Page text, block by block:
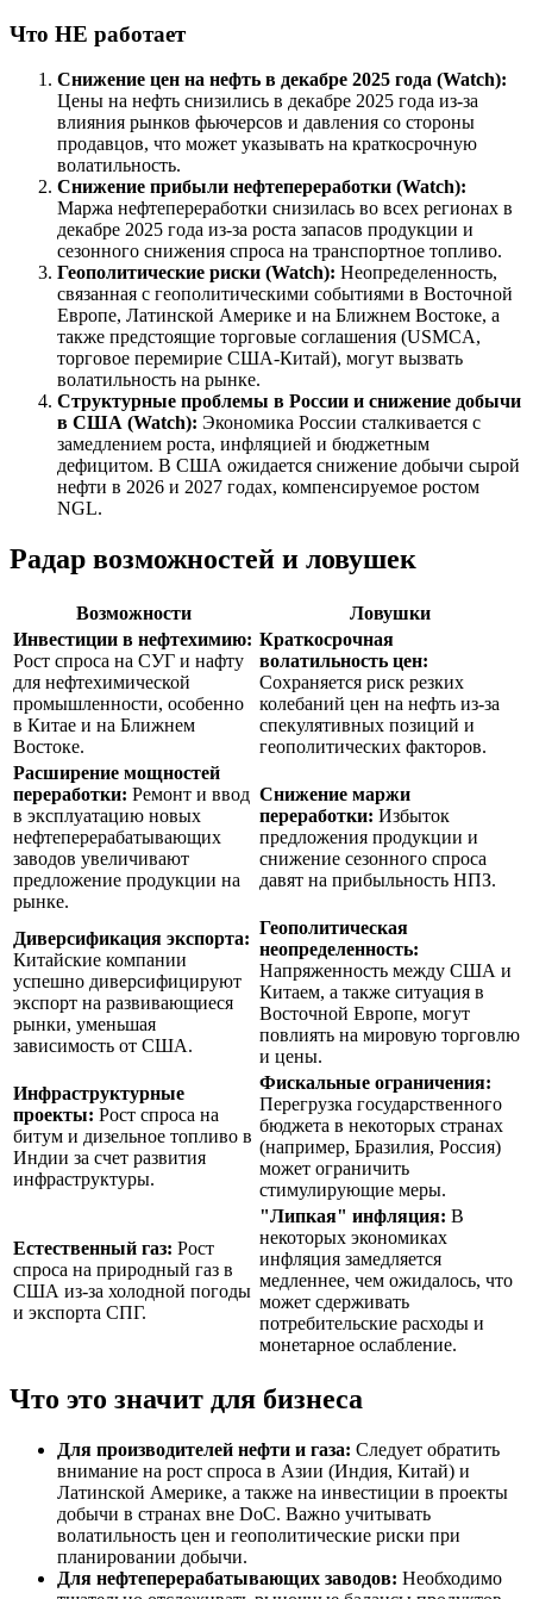
Что НЕ работает
Снижение цен на нефть в декабре 2025 года (Watch):
Цены на нефть снизились в декабре 2025 года из-за
влияния рынков фьючерсов и давления со стороны
продавцов, что может указывать на краткосрочную
волатильность.
Снижение прибыли нефтепереработки (Watch):
Маржа нефтепереработки снизилась во всех регионах в
декабре 2025 года из-за роста запасов продукции и
сезонного снижения спроса на транспортное топливо.
Геополитические риски (Watch): Неопределенность,
связанная с геополитическими событиями в Восточной
Европе, Латинской Америке и на Ближнем Востоке, а
также предстоящие торговые соглашения (USMCA,
торговое перемирие США-Китай), могут вызвать
волатильность на рынке.
Структурные проблемы в России и снижение добычи
в США (Watch): Экономика России сталкивается с
замедлением роста, инфляцией и бюджетным
дефицитом. В США ожидается снижение добычи сырой
нефти в 2026 и 2027 годах, компенсируемое ростом
NGL.
Радар возможностей и ловушек
Возможности
Ловушки
Инвестиции в нефтехимию:
Рост спроса на СУГ и нафту
для нефтехимической
промышленности, особенно
в Китае и на Ближнем
Востоке.
Краткосрочная
волатильность цен:
Сохраняется риск резких
колебаний цен на нефть из-за
спекулятивных позиций и
геополитических факторов.
Расширение мощностей
переработки: Ремонт и ввод
в эксплуатацию новых
нефтеперерабатывающих
заводов увеличивают
предложение продукции на
рынке.
Снижение маржи
переработки: Избыток
предложения продукции и
снижение сезонного спроса
давят на прибыльность НПЗ.
Диверсификация экспорта:
Китайские компании
успешно диверсифицируют
экспорт на развивающиеся
рынки, уменьшая
зависимость от США.
Геополитическая
неопределенность:
Напряженность между США и
Китаем, а также ситуация в
Восточной Европе, могут
повлиять на мировую торговлю
и цены.
Инфраструктурные
проекты: Рост спроса на
битум и дизельное топливо в
Индии за счет развития
инфраструктуры.
Фискальные ограничения:
Перегрузка государственного
бюджета в некоторых странах
(например, Бразилия, Россия)
может ограничить
стимулирующие меры.
Естественный газ: Рост
спроса на природный газ в
США из-за холодной погоды
и экспорта СПГ.
"Липкая" инфляция: В
некоторых экономиках
инфляция замедляется
медленнее, чем ожидалось, что
может сдерживать
потребительские расходы и
монетарное ослабление.
Что это значит для бизнеса
Для производителей нефти и газа: Следует обратить
внимание на рост спроса в Азии (Индия, Китай) и
Латинской Америке, а также на инвестиции в проекты
добычи в странах вне DoC. Важно учитывать
волатильность цен и геополитические риски при
планировании добычи.
Для нефтеперерабатывающих заводов: Необходимо